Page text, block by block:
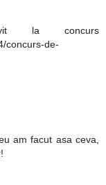
la concurs
concurs-de-
am facut asa ceva,